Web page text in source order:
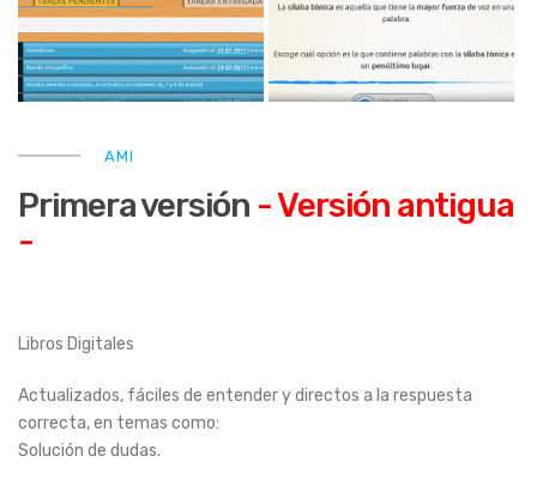
AMI
Primera versión -Versión antigua
-
Libros Digitales
Actualizados, fáciles de entender y directos a la respuesta
correcta, en temas como:
Solución de dudas.